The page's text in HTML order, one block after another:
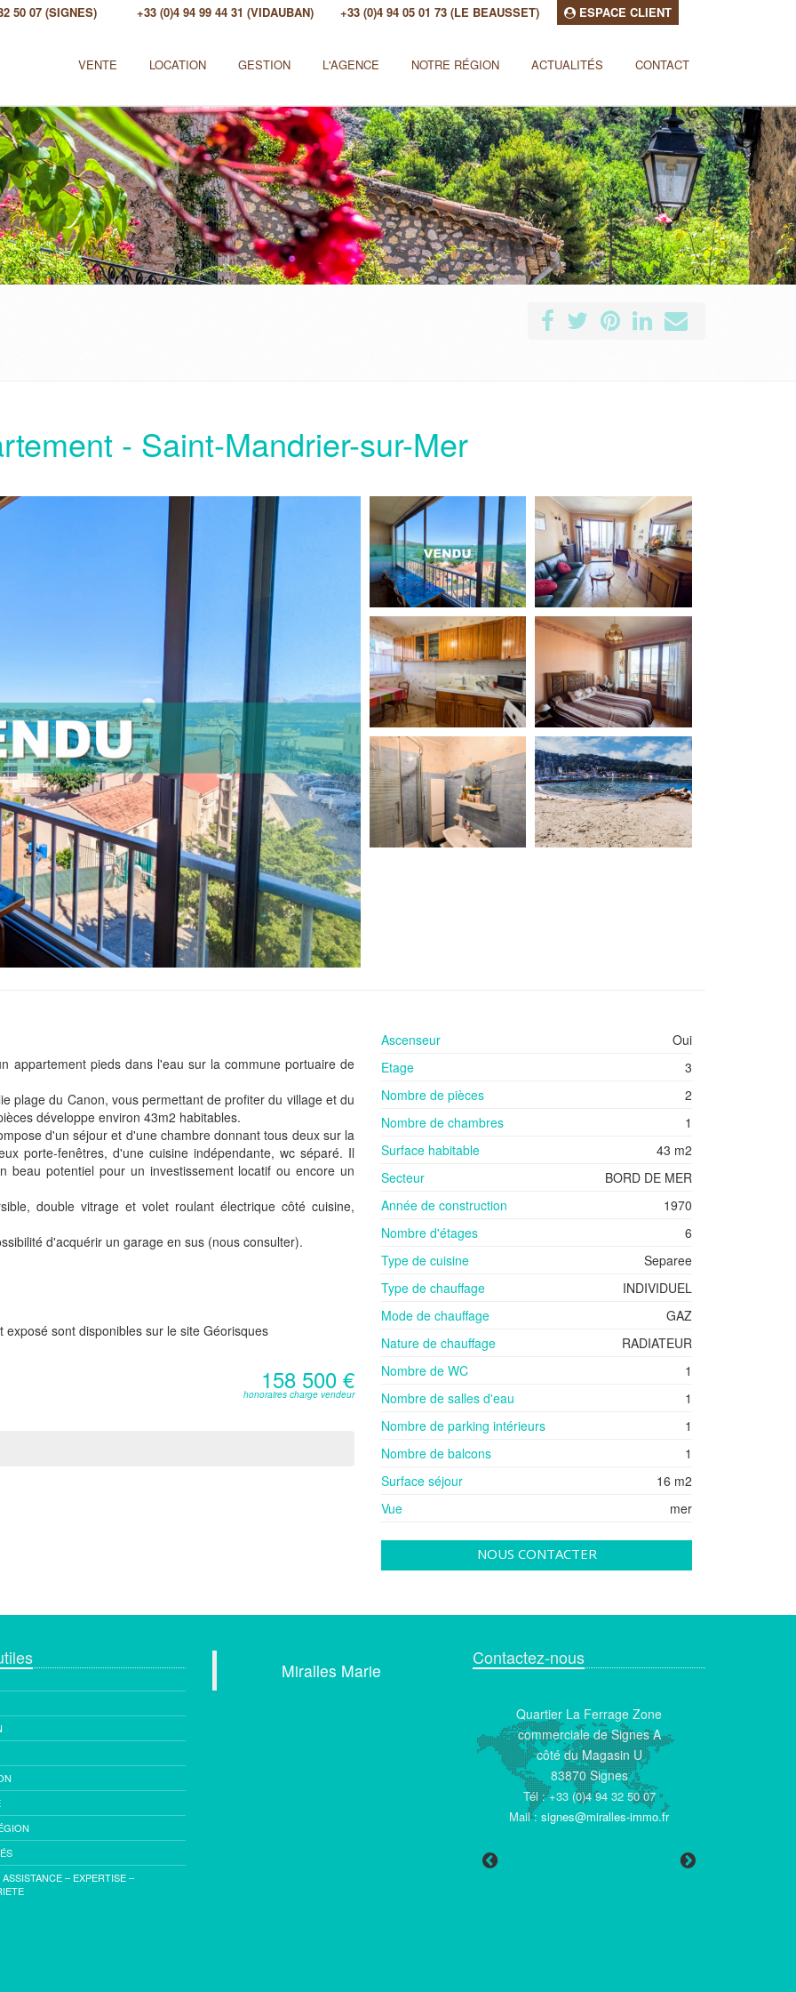
50 07 (SIGNES) +33 (0)4 94 99 44 31 (VIDAUBAN) +33 (0)4 94 05 01 73 (LE BEAUSSET) ESPACE CLIENT
VENTE LOCATION GESTION L'AGENCE NOTRE RÉGION ACTUALITÉS CONTACT
- Saint-Mandrier-sur-Mer
appartement pieds dans l'eau sur la commune portuaire de
plage du Canon, vous permettant de profiter du village et du
développe environ 43m2 habitables.
d'un séjour et d'une chambre donnant tous deux sur la
porte-fenêtres, d'une cuisine indépendante, wc séparé. Il
beau potentiel pour un investissement locatif ou encore un
double vitrage et volet roulant électrique côté cuisine,
d'acquérir un garage en sus (nous consulter).
sont disponibles sur le site Géorisques
158 500 €
honoraires charge vendeur
Ascenseur
Oui
Etage
3
Nombre de pièces
2
Nombre de chambres
1
Surface habitable
43 m2
Secteur
BORD DE MER
Année de construction
1970
Nombre d'étages
6
Type de cuisine
Separee
Type de chauffage
INDIVIDUEL
Mode de chauffage
GAZ
Nature de chauffage
RADIATEUR
Nombre de WC
1
Nombre de salles d'eau
1
Nombre de parking intérieurs
1
Nombre de balcons
1
Surface séjour
16 m2
Vue
mer
NOUS CONTACTER
– EXPERTISE –
Miralles Marie
Contactez-nous
Quartier La Ferrage Zone
commerciale de Signes A
côté du Magasin U
83870 Signes
Tél : +33 (0)4 94 32 50 07
Mail : signes@miralles-immo.fr